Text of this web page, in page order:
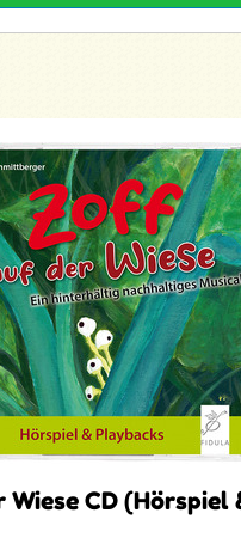
CD (Hörspiel